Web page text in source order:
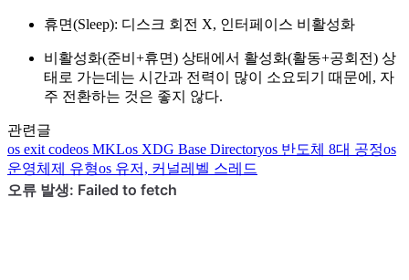
휴면(Sleep): 디스크 회전 X, 인터페이스 비활성화
비활성화(준비+휴면) 상태에서 활성화(활동+공회전) 상
태로 가는데는 시간과 전력이 많이 소요되기 때문에, 자
주 전환하는 것은 좋지 않다.
관련글
os exit codeos MKLos XDG Base Directoryos 반도체 8대 공정os
운영체제 유형os 유저, 커널레벨 스레드